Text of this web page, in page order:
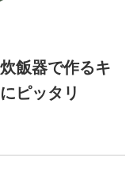
飯器で作るキ
ピッタリ